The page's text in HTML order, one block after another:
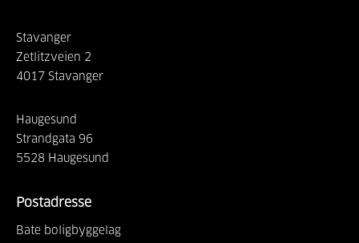
Stavanger
Zetlitzveien 2
4017 Stavanger
Haugesund
Strandgata 96
5528 Haugesund
Postadresse
Bate boligbyggelag